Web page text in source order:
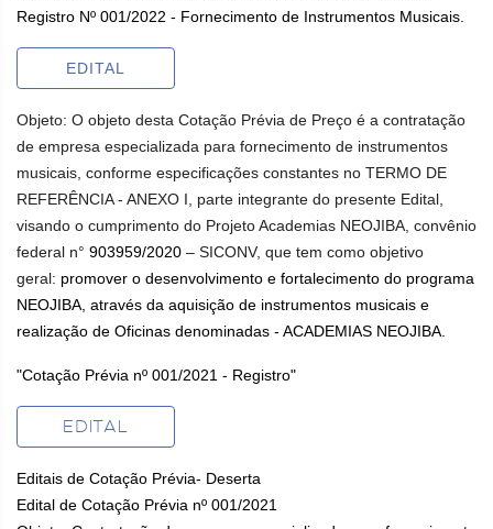
Registro Nº 001/2022 - Fornecimento de Instrumentos Musicais.
EDITAL
Objeto: O objeto desta Cotação Prévia de Preço é a contratação
de empresa especializada para fornecimento de instrumentos
musicais, conforme especificações constantes no TERMO DE
REFERÊNCIA - ANEXO I, parte integrante do presente Edital,
visando o cumprimento do Projeto Academias NEOJIBA, convênio
federal n° 903959/2020 – SICONV, que tem como objetivo
geral: promover o desenvolvimento e fortalecimento do programa
NEOJIBA, através da aquisição de instrumentos musicais e
realização de Oficinas denominadas - ACADEMIAS NEOJIBA.
"Cotação Prévia nº 001/2021 - Registro"
EDITAL
Editais de Cotação Prévia- Deserta
Edital de Cotação Prévia nº 001/2021